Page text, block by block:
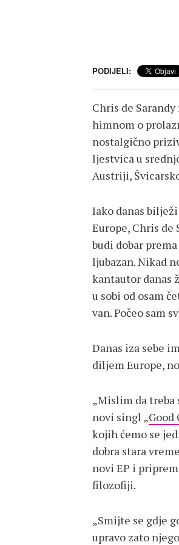
PODIJELI:
Chris de
himnom o
nostalgično
ljestvica u
Austriji,
Iako danas
Europe, Chris de
budi dobar
ljubazan. Nikad
kantautor danas
u sobi od osam
van. Počeo sam
Danas iza sebe
diljem Europe,
„Mislim da treba
novi singl „Good
kojih ćemo se
dobra stara
novi EP i
filozofiji.
„Smijte se gdje
upravo zato